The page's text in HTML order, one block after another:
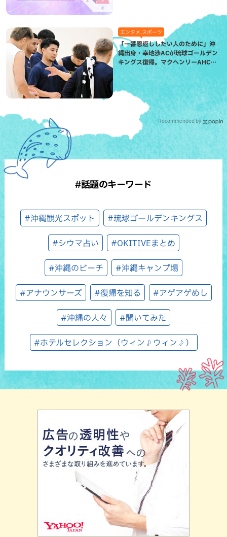
エンタメ,スポーツ
「一番恩返ししたい人のために」沖
縄出身・幸地渉ACが琉球ゴールデン
キングス復帰。マクヘンリーAHCに
信頼を寄せる理由
Recommended by
#話題のキーワード
#沖縄観光スポット #琉球ゴールデンキングス
#シウマ占い #OKITIVEまとめ
#沖縄のビーチ #沖縄キャンプ場
#アナウンサーズ #復帰を知る #アゲアゲめし
#沖縄の人々 #聞いてみた
#ホテルセレクション（ウィン♪ウィン♪）